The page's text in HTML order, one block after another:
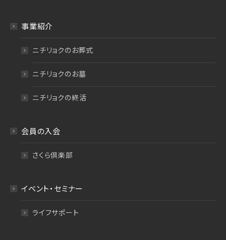
事業紹介
ニチリョクのお葬式
ニチリョクのお墓
ニチリョクの終活
会員の入会
さくら倶楽部
イベント・セミナー
ライフサポート